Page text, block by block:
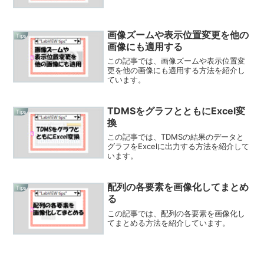
Tips
画像ズームや表示位置変更を他の
画像にも適用する
この記事では、画像ズームや表示位置変
更を他の画像にも適用する方法を紹介し
ています。
Tips
TDMSをグラフとともにExcel変
換
この記事では、TDMSの結果のデータと
グラフをExcelに出力する方法を紹介して
います。
Tips
配列の各要素を画像化してまとめ
る
この記事では、配列の各要素を画像化し
てまとめる方法を紹介しています。